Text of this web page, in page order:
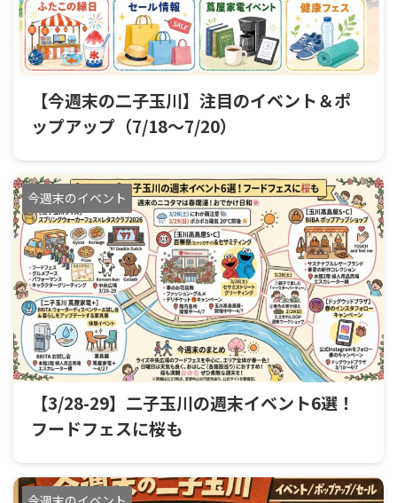
【今週末の二子玉川】注目のイベント＆ポ
ップアップ（7/18〜7/20）
今週末のイベント
【3/28-29】二子玉川の週末イベント6選！
フードフェスに桜も